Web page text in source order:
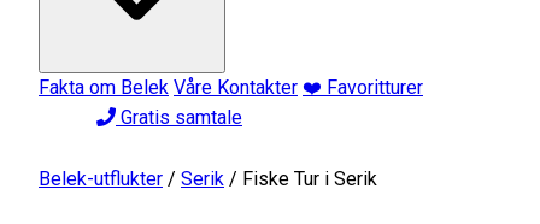
Fakta om Belek Våre Kontakter ❤️ Favoritturer
Gratis samtale
Belek-utflukter / Serik / Fiske Tur i Serik